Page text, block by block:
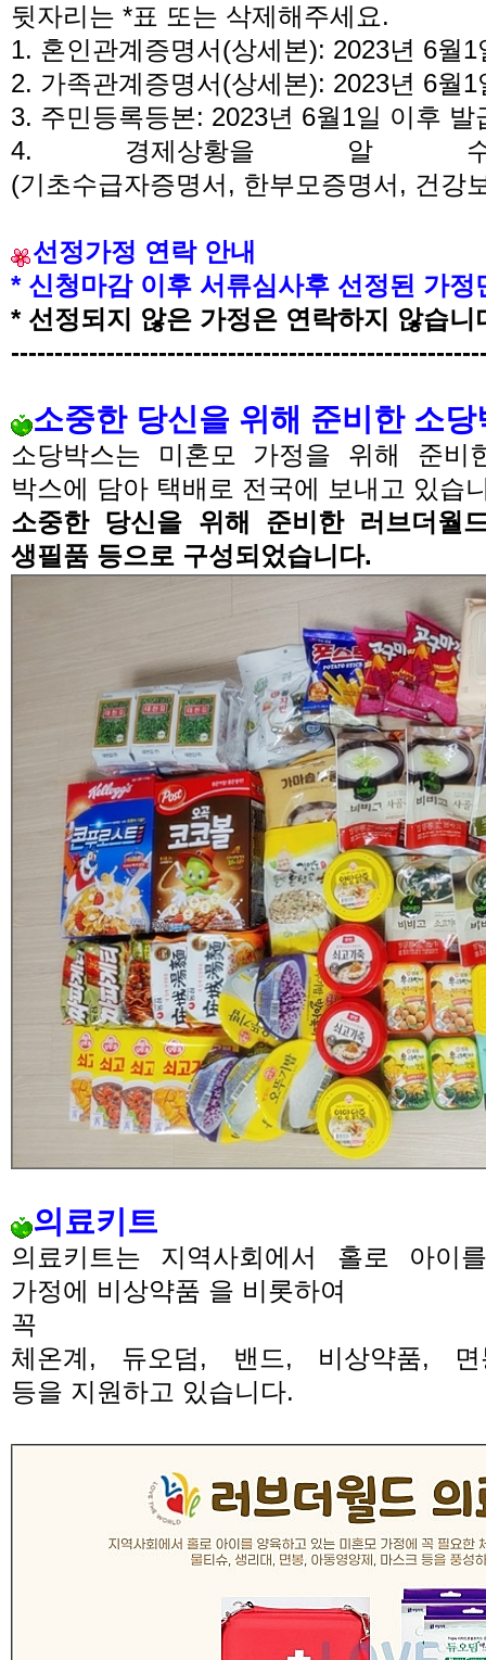
뒷자리는 *표 또는 삭제해주세요.
1. 혼인관계증명서(상세본): 2023년 6월1
2. 가족관계증명서(상세본): 2023년 6월1
3. 주민등록등본: 2023년 6월1일 이후 발
4. 경제상황을 알
(기초수급자증명서, 한부모증명서, 건강
선정가정 연락 안내
* 신청마감 이후 서류심사후 선정된 가
* 선정되지 않은 가정은 연락하지 않습니
소중한 당신을 위해 준비한 소당
소당박스는 미혼모 가정을 위해 준비
박스에 담아 택배로 전국에 보내고 있습
소중한 당신을 위해 준비한 러브더월
생필품 등으로 구성되었습니다.
의료키트
의료키트는 지역사회에서 홀로 아이
가정에 비상약품 을 비롯하여
꼭 필
체온계 , 듀오덤, 밴드, 비상약품,
등을 지원하고 있습니다.